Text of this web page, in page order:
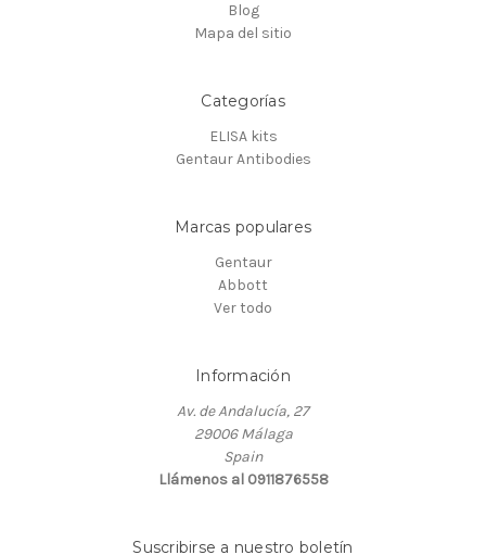
Blog
Mapa del sitio
Categorías
ELISA kits
Gentaur Antibodies
Marcas populares
Gentaur
Abbott
Ver todo
Información
Av. de Andalucía, 27
29006 Málaga
Spain
Llámenos al 0911876558
Suscribirse a nuestro boletín